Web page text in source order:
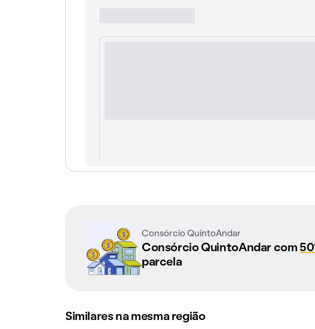
Consórcio QuintoAndar
Consórcio QuintoAndar com
parcela
Similares na mesma região